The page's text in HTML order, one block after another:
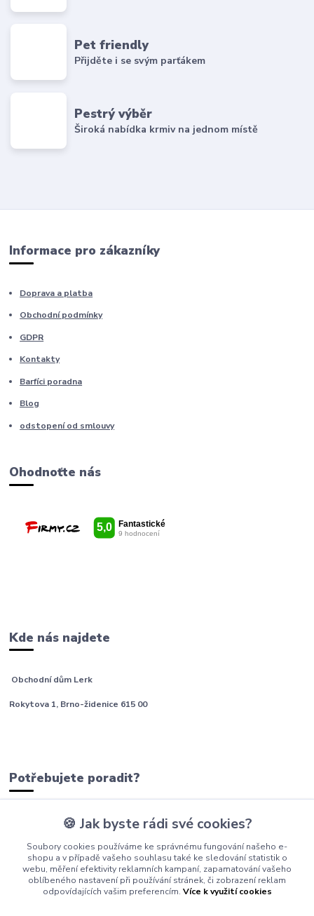
Pet friendly
Přijděte i se svým parťákem
Pestrý výběr
Široká nabídka krmiv na jednom místě
Informace pro zákazníky
Doprava a platba
Obchodní podmínky
GDPR
Kontakty
Barfíci poradna
Blog
odstopení od smlouvy
Ohodnoťte nás
Kde nás najdete
Obchodní dům Lerk
Rokytova 1, Brno-židenice 615 00
Potřebujete poradit?
+420 605 277 576
info@barfici.cz
🍪 Jak byste rádi své cookies?
Soubory cookies používáme ke správnému fungování našeho e-
shopu a v případě vašeho souhlasu také ke sledování statistik o
webu, měření efektivity reklamních kampaní, zapamatování vašeho
oblíbeného nastavení při používání stránek, či zobrazení reklam
odpovídajících vašim preferencím. Více k využití cookies